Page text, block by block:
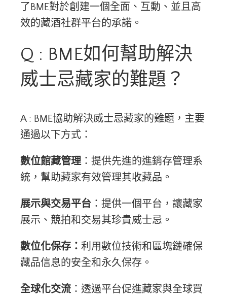
了BME對於創建一個全面、互動、並且高
效的藏酒社群平台的承諾​​。
Q : BME如何幫助解決
威士忌藏家的難題？
A : BME協助解決威士忌藏家的難題，主要
通過以下方式：
數位館藏管理：提供先進的進銷存管理系
統，幫助藏家有效管理其收藏品。
展示與交易平台 ：提供一個平台，讓藏家
展示、競拍和交易其珍貴威士忌。
數位化保存： 利用數位技術和區塊鏈確保
藏品信息的安全和永久保存。
全球化交流 ：透過平台促進藏家與全球買